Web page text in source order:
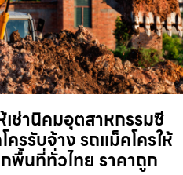
เช่านิคมอุตสาหกรรมซี
รรับจ้าง รถแม็คโครให้
พื้นที่ทั่วไทย ราคาถูก